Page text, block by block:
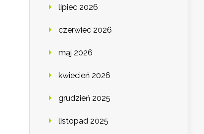
lipiec 2026
czerwiec 2026
maj 2026
kwiecień 2026
grudzień 2025
listopad 2025